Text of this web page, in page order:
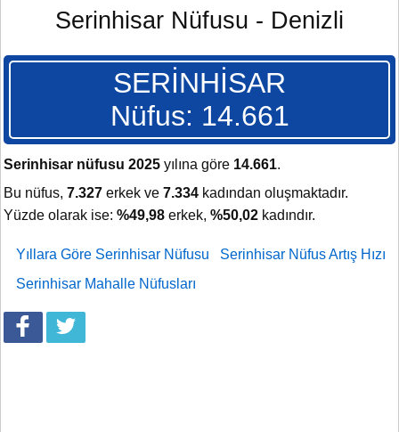
Serinhisar Nüfusu - Denizli
SERİNHİSAR
Nüfus: 14.661
Serinhisar nüfusu 2025 yılına göre 14.661.
Bu nüfus, 7.327 erkek ve 7.334 kadından oluşmaktadır.
Yüzde olarak ise: %49,98 erkek, %50,02 kadındır.
Yıllara Göre Serinhisar Nüfusu
Serinhisar Nüfus Artış Hızı
Serinhisar Mahalle Nüfusları